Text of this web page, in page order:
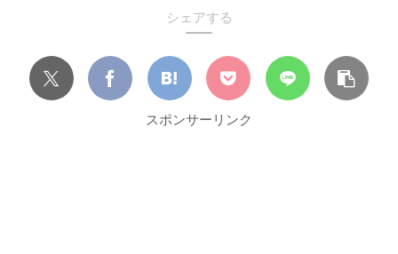
シェアする
スポンサーリンク